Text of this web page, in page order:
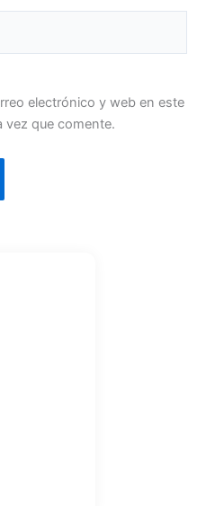
electrónico y web en este
vez que comente.